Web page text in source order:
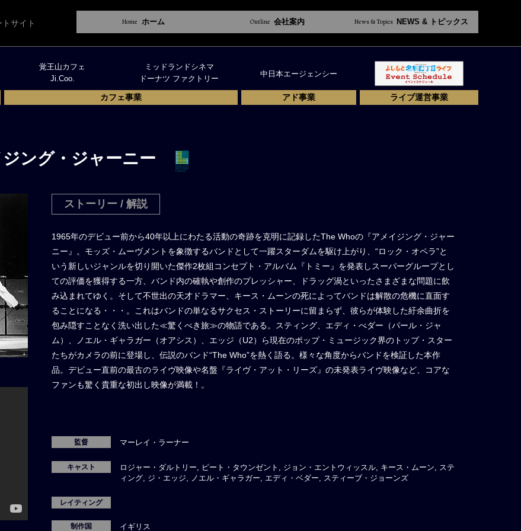
サイト Home ホーム Outline 会社案内 News & Topics NEWS & トピックス
覚王山カフェ
Ji.Coo.
ミッドランドシネマ
ドーナツ ファクトリー
カフェ事業
中日本エージェンシー
アド事業 ライブ運営事業
ング・ジャーニー
ストーリー / 解説
1965年のデビュー前から40年以上にわたる活動の奇跡を克明に記録したThe Whoの『アメイジング・ジャー
ニー』。モッズ・ムーヴメントを象徴するバンドとして一躍スターダムを駆け上がり、“ロック・オペラ”と
いう新しいジャンルを切り開いた傑作2枚組コンセプト・アルバム『トミー』を発表しスーパーグループとし
ての評価を獲得する一方、バンド内の確執や創作のプレッシャー、ドラッグ渦といったさまざまな問題に飲
み込まれてゆく。そして不世出の天才ドラマー、キース・ムーンの死によってバンドは解散の危機に直面す
ることになる・・・。これはバンドの単なるサクセス・ストーリーに留まらず、彼らが体験した紆余曲折を
包み隠すことなく洗い出した≪驚くべき旅≫の物語である。スティング、エディ・べダー（パール・ジャ
ム）、ノエル・ギャラガー（オアシス）、エッジ（U2）ら現在のポップ・ミュージック界のトップ・スター
たちがカメラの前に登場し、伝説のバンド“The Who”を熱く語る。様々な角度からバンドを検証した本作
品。デビュー直前の最古のライヴ映像や名盤『ライヴ・アット・リーズ』の未発表ライヴ映像など、コアな
ファンも驚く貴重な初出し映像が満載！。
監督 マーレイ・ラーナー
キャスト
ロジャー・ダルトリー, ピート・タウンゼント, ジョン・エントウィッスル, キース・ムーン, ステ
ィング, ジ・エッジ, ノエル・ギャラガー, エディ・ベダー, スティーブ・ジョーンズ
レイティング
制作国 イギリス